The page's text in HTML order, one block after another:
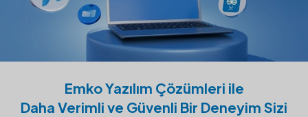
Emko Yazılım Çözümleri ile
Daha Verimli ve Güvenli Bir Deneyim Sizi